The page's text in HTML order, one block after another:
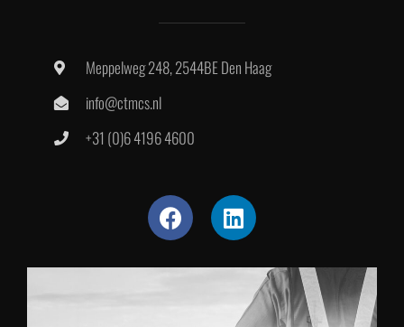
Meppelweg 248, 2544BE Den Haag
info@ctmcs.nl
+31 (0)6 4196 4600